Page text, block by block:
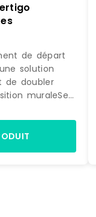
de départ
solution
de doubler
muraleSe
simple et
:
à